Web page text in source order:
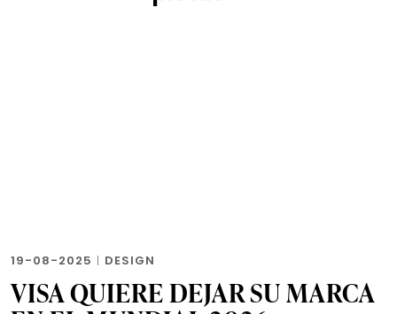
19-08-2025 | DESIGN
VISA QUIERE DEJAR SU MARCA